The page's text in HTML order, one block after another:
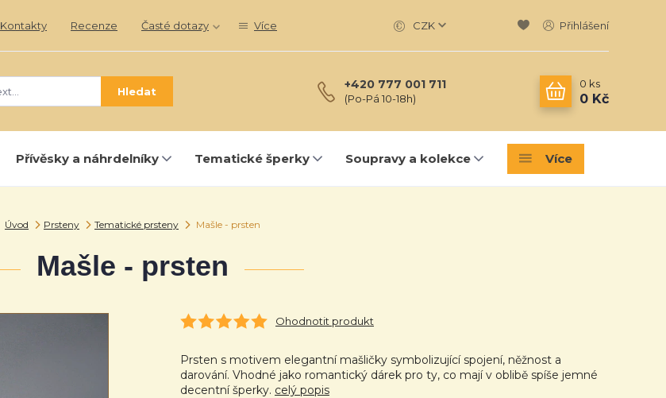
Kontakty Recenze Časté dotazy Více CZK Přihlášení
Hledat +420 777 001 711
(Po-Pá 10-18h)
0 ks
0 Kč
Přívěsky a náhrdelníky Tematické šperky Soupravy a kolekce Více
Úvod Prsteny Tematické prsteny Mašle - prsten
Mašle - prsten
Ohodnotit produkt
Prsten s motivem elegantní mašličky symbolizující spojení, něžnost a
darování. Vhodné jako romantický dárek pro ty, co mají v oblibě spíše jemné
decentní šperky. celý popis